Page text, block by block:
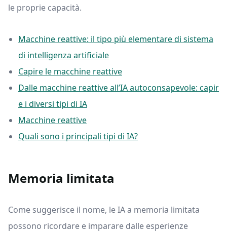
le proprie capacità.
Macchine reattive: il tipo più elementare di sistema
di intelligenza artificiale
Capire le macchine reattive
Dalle macchine reattive all’IA autoconsapevole: capir
e i diversi tipi di IA
Macchine reattive
Quali sono i principali tipi di IA?
Memoria limitata
Come suggerisce il nome, le IA a memoria limitata
possono ricordare e imparare dalle esperienze